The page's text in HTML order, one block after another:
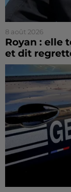
8 août 2026
Royan : elle
et dit